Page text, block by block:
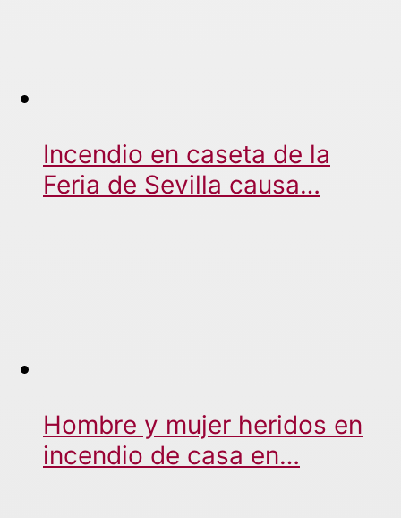
Incendio en caseta de la
Feria de Sevilla causa…
Hombre y mujer heridos en
incendio de casa en…